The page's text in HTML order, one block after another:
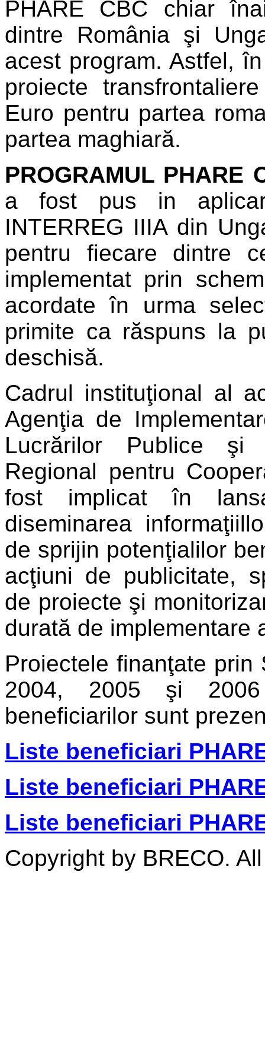
PHARE CBC chiar
dintre România şi
acest program. Astfel,
proiecte
Euro pentru partea
partea maghiară.
PROGRAMUL PHARE
a fost pus in
INTERREG IIIA din
pentru fiecare dintre
implementat prin
acordate în urma
primite ca răspuns la
deschisă.
Cadrul instituţional al
Agenţia de
Lucrărilor Publice şi
Regional pentru
fost implicat în
diseminarea
de sprijin potenţialilor
acţiuni de publicitate,
de proiecte şi
durată de implementare
Proiectele finanţate prin
2004, 2005 şi
beneficiarilor sunt
Liste beneficiari
Liste beneficiari
Liste beneficiari
Copyright by BRECO.